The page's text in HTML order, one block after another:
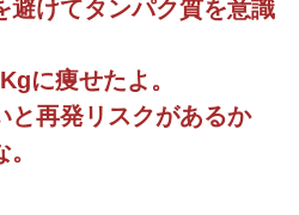
避けてタンパク質を意識
に痩せたよ。
と再発リスクがあるか